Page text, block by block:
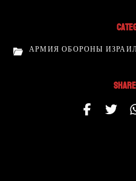
АРМИЯ ОБОРОНЫ